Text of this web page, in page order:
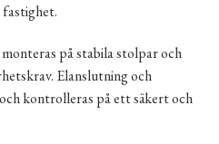
på stabila stolpar och
Elanslutning och
kontrolleras på ett säkert och